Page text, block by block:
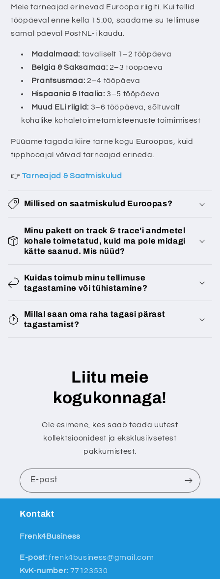
k
u
p
s
u
Meie tarneajad erinevad Euroopa riigiti. Kui tellid
tööpäeval enne kella 15:00, saadame su tellimuse
samal päeval PostNL-i kaudu.
Madalmaad: tavaliselt 1–2 tööpäeva
Belgia & Saksamaa: 2–3 tööpäeva
Prantsusmaa: 2–4 tööpäeva
Hispaania & Itaalia: 3–5 tööpäeva
Muud ELi riigid: 3–6 tööpäeva, sõltuvalt
kohalike kohaletoimetamisteenuste toimimisest
Püüame tagada kiire tarne kogu Euroopas, kuid
tipphooajal võivad tarneajad erineda.
👉Tarneajad & Saatmiskulud
Millised on saatmiskulud Euroopas?
Minu pakett on track & trace'i andmetel
kohale toimetatud, kuid ma pole midagi
kätte saanud. Mis nüüd?
Kuidas toimub minu tellimuse
tagastamine või tühistamine?
Millal saan oma raha tagasi pärast
tagastamist?
Liitu meie
kogukonnaga!
Ole esimene, kes saab teada uutest
kollektsioonidest ja eksklusiivsetest
pakkumistest.
E-post
Kontakt
Frenk4Business
E-post: frenk4business@gmail.com
KvK-number: 77123530